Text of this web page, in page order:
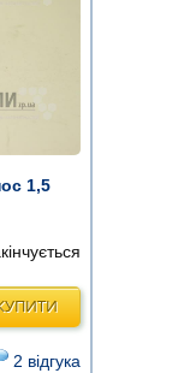
1,5
2 відгука